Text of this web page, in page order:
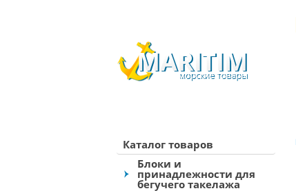
Каталог товаров
Блоки и
принадлежности для
бегучего такелажа